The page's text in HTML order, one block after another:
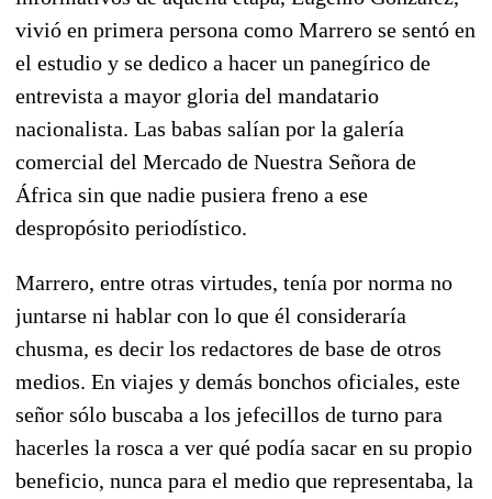
vivió en primera persona como Marrero se sentó en
el estudio y se dedico a hacer un panegírico de
entrevista a mayor gloria del mandatario
nacionalista. Las babas salían por la galería
comercial del Mercado de Nuestra Señora de
África sin que nadie pusiera freno a ese
despropósito periodístico.
Marrero, entre otras virtudes, tenía por norma no
juntarse ni hablar con lo que él consideraría
chusma, es decir los redactores de base de otros
medios. En viajes y demás bonchos oficiales, este
señor sólo buscaba a los jefecillos de turno para
hacerles la rosca a ver qué podía sacar en su propio
beneficio, nunca para el medio que representaba, la